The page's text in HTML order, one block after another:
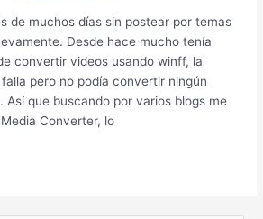
de muchos días sin postear por temas
Desde hace mucho tenía
convertir videos usando winff, la
pero no podía convertir ningún
Así que buscando por varios blogs me
Converter, lo